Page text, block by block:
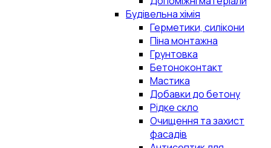
Будівельна хімія
Герметики, силікони
Піна монтажна
Грунтовка
Бетоноконтакт
Мастика
Добавки до бетону
Рідке скло
Очищення та захист
фасадів